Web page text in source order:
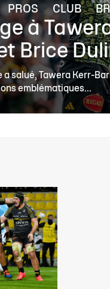
PROS CLUB
à
Brice
a salué, Tawera Kerr-
emblématiques...